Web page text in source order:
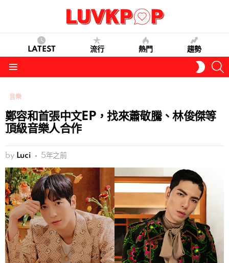
LATEST 流行 熱門 趨勢
SKIN
音樂
鄭容和首張中文EP，找來蕭敬騰、林俊傑等
頂級音樂人合作
by Luci 5年之前